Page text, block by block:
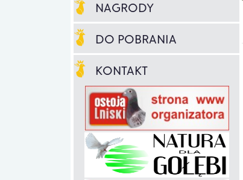
NAGRODY
DO POBRANIA
KONTAKT